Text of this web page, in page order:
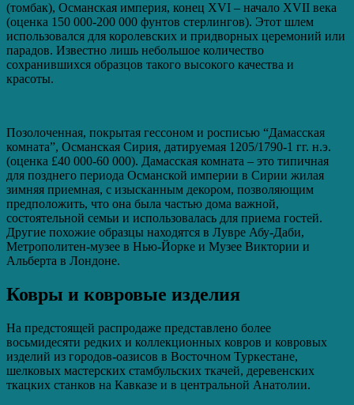
(томбак), Османская империя, конец XVI – начало XVII века
(оценка 150 000-200 000 фунтов стерлингов). Этот шлем
использовался для королевских и придворных церемоний или
парадов. Известно лишь небольшое количество
сохранившихся образцов такого высокого качества и
красоты.
Позолоченная, покрытая гессоном и росписью “Дамасская
комната”, Османская Сирия, датируемая 1205/1790-1 гг. н.э.
(оценка £40 000-60 000). Дамасская комната – это типичная
для позднего периода Османской империи в Сирии жилая
зимняя приемная, с изысканным декором, позволяющим
предположить, что она была частью дома важной,
состоятельной семьи и использовалась для приема гостей.
Другие похожие образцы находятся в Лувре Абу-Даби,
Метрополитен-музее в Нью-Йорке и Музее Виктории и
Альберта в Лондоне.
Ковры и ковровые изделия
На предстоящей распродаже представлено более
восьмидесяти редких и коллекционных ковров и ковровых
изделий из городов-оазисов в Восточном Туркестане,
шелковых мастерских стамбульских ткачей, деревенских
ткацких станков на Кавказе и в центральной Анатолии.